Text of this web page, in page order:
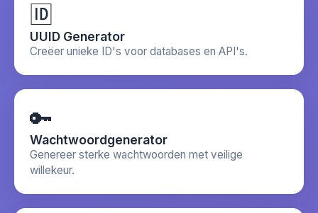
🆔
UUID Generator
Creëer unieke ID's voor databases en API's.
🔑
Wachtwoordgenerator
Genereer sterke wachtwoorden met veilige
willekeur.